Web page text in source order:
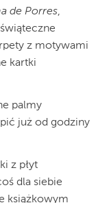
de Porres,
z motywami
kartki
palmy
już od godziny
z płyt
dla siebie
książkowym